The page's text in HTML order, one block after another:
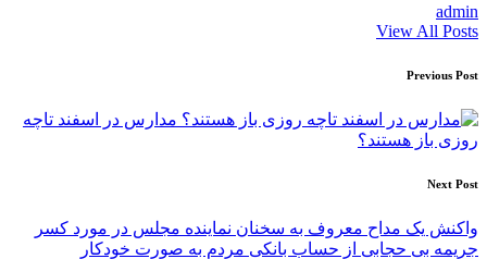
admin
View All Posts
Post
navigation
Previous Post
مدارس در اسفند تاچه
روزی باز هستند؟
Next Post
واکنش یک مداح معروف به سخنان نماینده مجلس در مورد کسر
جریمه بی حجابی از حساب بانکی مردم به صورت خودکار